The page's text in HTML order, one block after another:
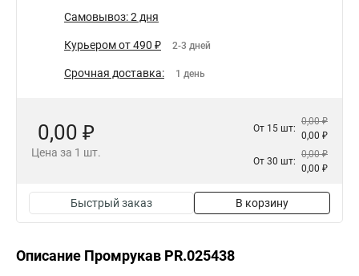
Самовывоз: 2 дня
Курьером от 490 ₽ 2-3 дней
Срочная доставка: 1 день
0,00 ₽
Цена за 1 шт.
От 15 шт:
0,00 ₽
0,00 ₽
От 30 шт:
0,00 ₽
0,00 ₽
Быстрый заказ В корзину
Описание Промрукав PR.025438